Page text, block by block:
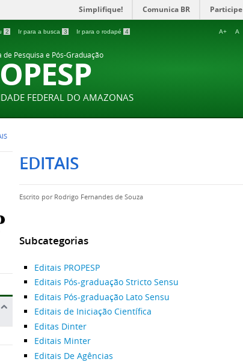
Simplifique! Comunica BR Participe
2 Ir para a busca 3 Ir para o rodapé 4 A+ A
de Pesquisa e Pós-Graduação
FEDERAL DO AMAZONAS
EDITAIS
Escrito por Rodrigo Fernandes de Souza
Subcategorias
Editais PROPESP
Editais Pós-graduação Stricto Sensu
Editais Pós-graduação Lato Sensu
Editais de Iniciação Científica
Editas Dinter
Editais Minter
Editais De Agências